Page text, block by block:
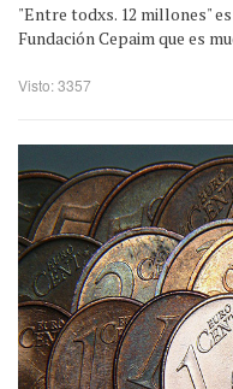
"Entre todxs. 12 millones"
Fundación Cepaim que es
Visto: 3357